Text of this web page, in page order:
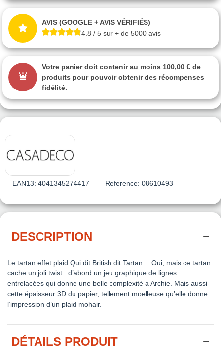
EAN13: 4041345274417 Reference: 08610493
AVIS (GOOGLE + AVIS VÉRIFIÉS)
4.8 / 5 sur + de 5000 avis
Votre panier doit contenir au moins 100,00 € de
produits pour pouvoir obtenir des récompenses
fidélité.
DESCRIPTION
Le tartan effet plaid Qui dit British dit Tartan… Oui, mais ce tartan
cache un joli twist : d’abord un jeu graphique de lignes
entrelacées qui donne une belle complexité à Archie. Mais aussi
cette épaisseur 3D du papier, tellement moelleuse qu’elle donne
l’impression d’un plaid mohair.
DÉTAILS PRODUIT